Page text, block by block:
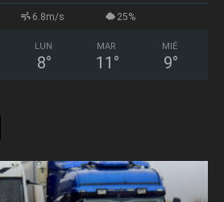
6.8m/s 25%
LUN
8°
MAR
11 °
MIÉ
9°